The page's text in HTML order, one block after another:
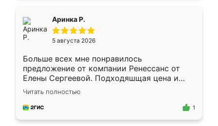
Аринка Р.
5 августа 2026
Больше всех мне понравилось
предложение от компании Ренессанс от
Елены Сергеевой. Подходяшщая цена и
короткие сроки изготовления. Приехавший
для замера сотрудник Владислав
предложил по моему эскизу самый
Читать полностью
1